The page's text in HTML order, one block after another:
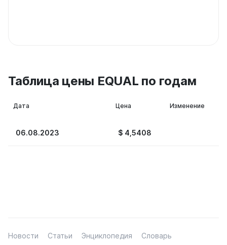
Таблица цены EQUAL по годам
Дата Цена Изменение
06.08.2023 $ 4,5408
Новости Статьи Энциклопедия
Словарь